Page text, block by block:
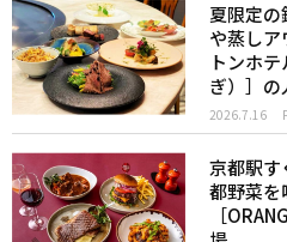
夏限定
や蒸しア
トンホ
ぎ）］の
2026.7.16
京都駅す
都野菜を
［